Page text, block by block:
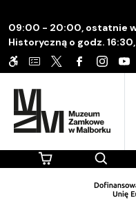
09:00 - 20:00, ostatnie
Historyczną o godz.